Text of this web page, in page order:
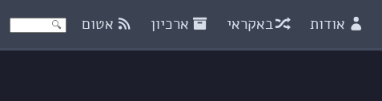
אודות באקראי ארכיון אטום